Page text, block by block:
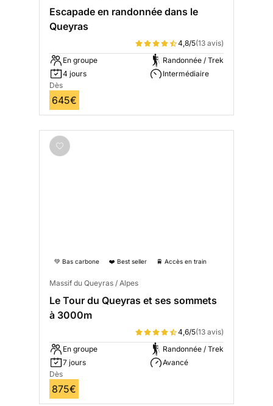
Escapade en randonnée dans le
Queyras
4,8/5(13 avis)
En groupe
4 jours
Randonnée / Trek
Intermédiaire
Dès
645€
💚 Bas carbone ❤️ Best seller 🚆 Accès en train
Massif du Queyras / Alpes
Le Tour du Queyras et ses sommets
à 3000m
4,6/5(13 avis)
En groupe
7 jours
Randonnée / Trek
Avancé
Dès
875€